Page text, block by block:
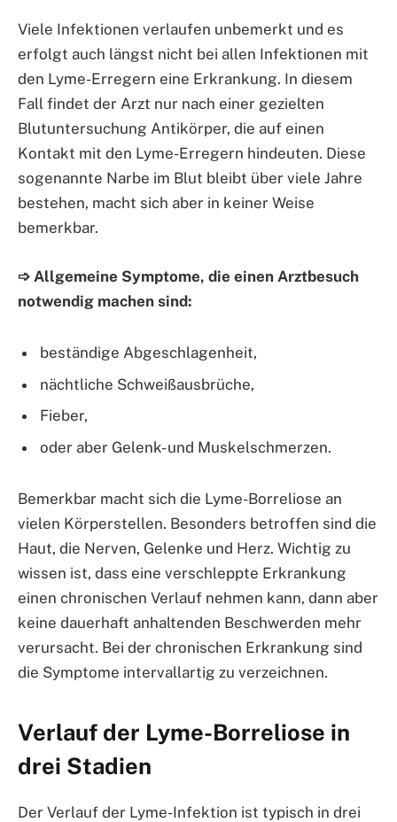
Viele Infektionen verlaufen unbemerkt und es
erfolgt auch längst nicht bei allen Infektionen mit
den Lyme-Erregern eine Erkrankung. In diesem
Fall findet der Arzt nur nach einer gezielten
Blutuntersuchung Antikörper, die auf einen
Kontakt mit den Lyme-Erregern hindeuten. Diese
sogenannte Narbe im Blut bleibt über viele Jahre
bestehen, macht sich aber in keiner Weise
bemerkbar.
➩ Allgemeine Symptome, die einen Arztbesuch
notwendig machen sind:
beständige Abgeschlagenheit,
nächtliche Schweißausbrüche,
Fieber,
oder aber Gelenk- und Muskelschmerzen.
Bemerkbar macht sich die Lyme-Borreliose an
vielen Körperstellen. Besonders betroffen sind die
Haut, die Nerven, Gelenke und Herz. Wichtig zu
wissen ist, dass eine verschleppte Erkrankung
einen chronischen Verlauf nehmen kann, dann aber
keine dauerhaft anhaltenden Beschwerden mehr
verursacht. Bei der chronischen Erkrankung sind
die Symptome intervallartig zu verzeichnen.
Verlauf der Lyme-Borreliose in
drei Stadien
Der Verlauf der Lyme-Infektion ist typisch in drei